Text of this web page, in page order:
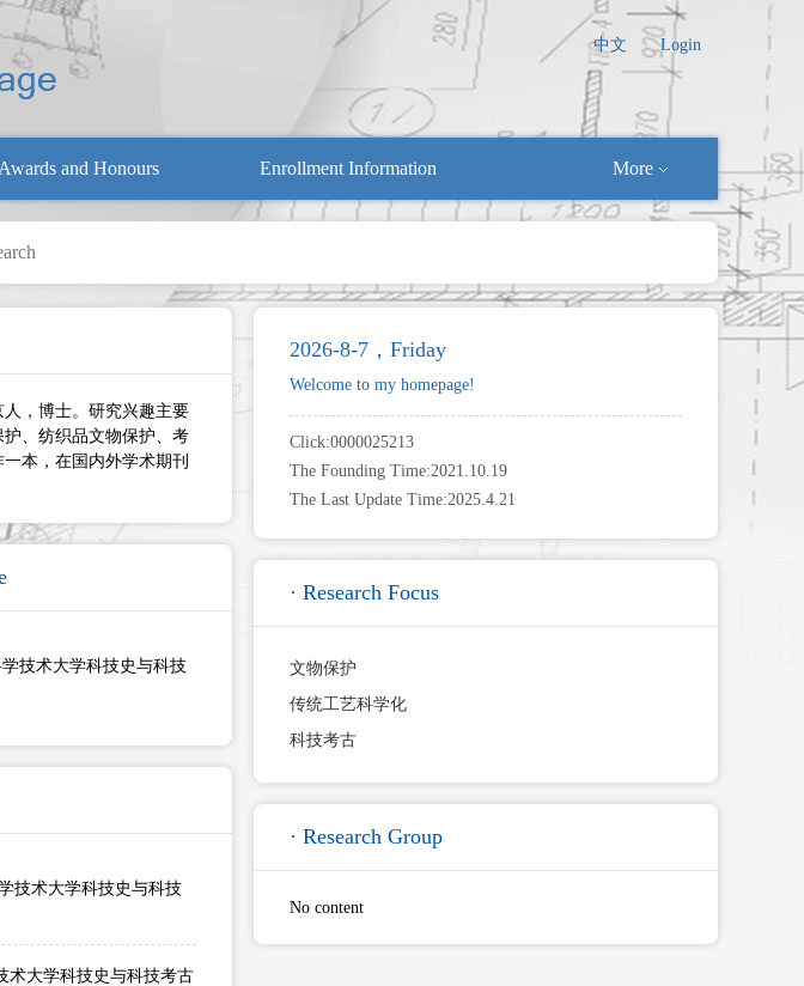
中文 Login
Awards and Honours Enrollment Information More
，博士。研究兴趣主要
、纺织品文物保护、考
本，在国内外学术期刊
学技术大学科技史与科技
技术大学科技史与科技
术大学科技史与科技考古
2026-8-7，Friday
Welcome to my homepage!
Click:0000025213
The Founding Time:2021.10.19
The Last Update Time:2025.4.21
· Research Focus
文物保护
传统工艺科学化
科技考古
· Research Group
No content